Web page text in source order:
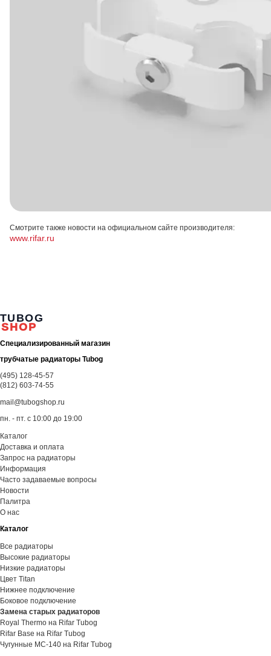
Смотрите также новости на официальном сайте производителя:
www.rifar.ru
TUBOG
SHOP
Специализированный магазин
трубчатые радиаторы Tubog
(495) 128-45-57
(812) 603-74-55
mail@tubogshop.ru
пн. - пт. с 10:00 до 19:00
Каталог
Доставка и оплата
Запрос на радиаторы
Информация
Часто задаваемые вопросы
Новости
Палитра
О нас
Каталог
Все радиаторы
Высокие радиаторы
Низкие радиаторы
Цвет Titan
Нижнее подключение
Боковое подключение
Замена старых радиаторов
Royal Thermo на Rifar Tubog
Rifar Base на Rifar Tubog
Чугунные МС-140 на Rifar Tubog